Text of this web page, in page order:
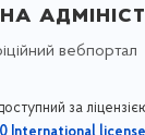
вебпортал
за